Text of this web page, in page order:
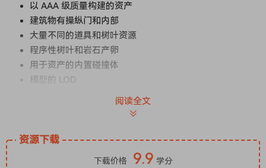
以 AAA 级质量构建的资产
建筑物有操纵门和内部
大量不同的道具和树叶资源
程序性树叶和岩石产卵
用于资产的内置碰撞体
模型的 LOD
动态或静态照明级别版本
包括沙漠场景，废弃的餐馆和道路
阅读全文
资源下载
下载价格 9.9 学分